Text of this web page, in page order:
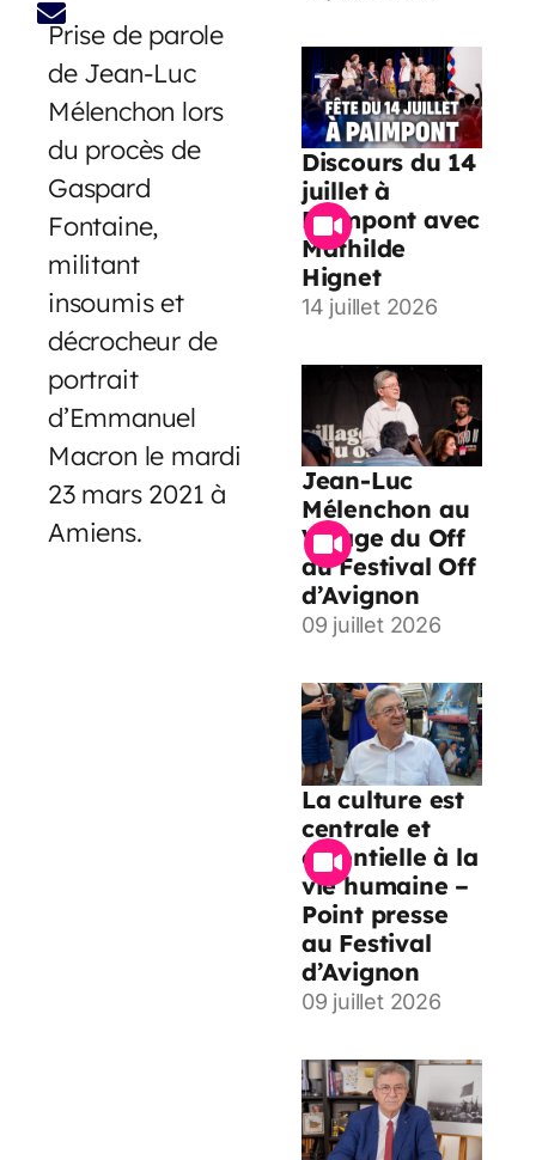
Prise de parole
de Jean-Luc
Mélenchon lors
du procès de
Gaspard
Fontaine,
militant
insoumis et
décrocheur de
portrait
d’Emmanuel
Macron le mardi
23 mars 2021 à
Amiens.
Discours du 14
juillet à
Paimpont avec
Mathilde
Hignet
14 juillet 2026
Jean-Luc
Mélenchon au
Village du Off
du Festival Off
d’Avignon
09 juillet 2026
La culture est
centrale et
essentielle à la
vie humaine –
Point presse
au Festival
d’Avignon
09 juillet 2026